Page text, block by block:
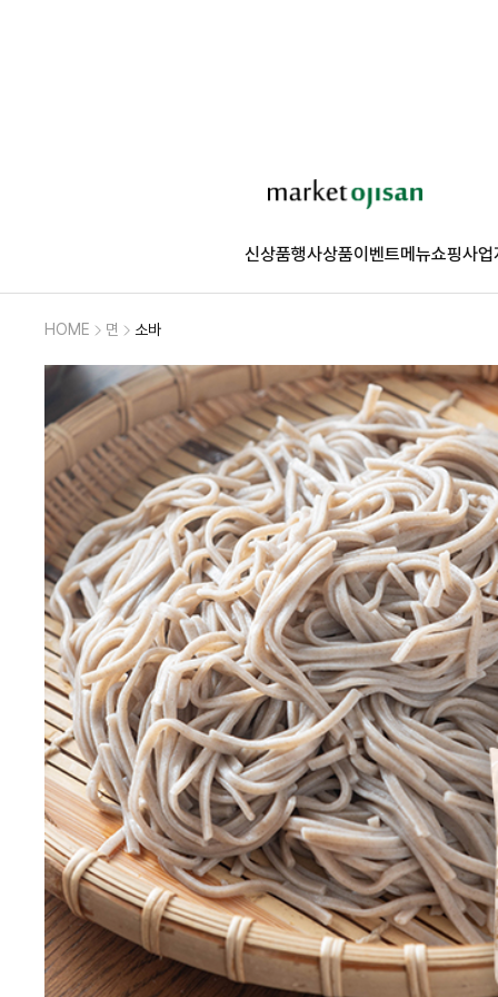
신상품행사상품이벤트메뉴쇼핑사업
HOME 면 소바